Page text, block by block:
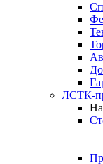
ЛСТК-